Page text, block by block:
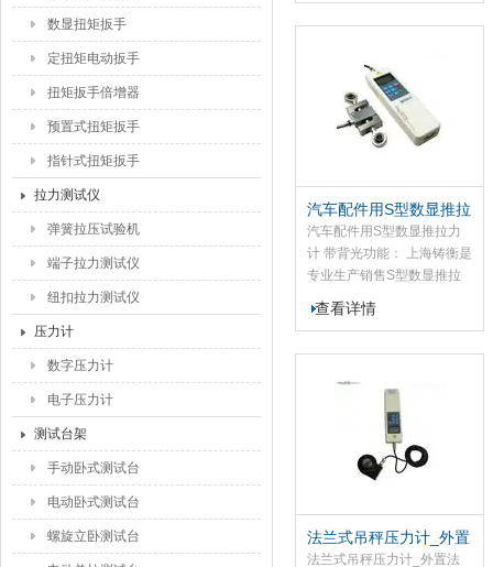
数显扭矩扳手
定扭矩电动扳手
扭矩扳手倍增器
预置式扭矩扳手
指针式扭矩扳手
拉力测试仪
弹簧拉压试验机
端子拉力测试仪
纽扣拉力测试仪
压力计
数字压力计
电子压力计
测试台架
手动卧式测试台
电动卧式测试台
螺旋立卧测试台
电器、电子、五金制锁、汽
车配件、打火机及点火装
置、制笔、轻工、建筑、渔
具、纺织、化工、机械、IT
荷、插拔力测试、破坏性试
验等，是数字型的新一代拉
压力测试仪器。
汽车配件用S型数显推拉
力计 带背光功能
汽车配件用S型数显推拉力
计 带背光功能： 上海铸衡是
专业生产销售S型数显推拉
力计的厂家，我司的SGSF
系列的S型数显推拉力计是
推拉力计广泛应用于高低压
电器、电子、五金制锁、汽
车配件、点火装置、制笔、
轻工、建筑、渔具、纺织、
化工、机械、IT等行业和科
测试、破坏性试验等，是数
字型的新一代拉压力测试仪
器。
查看详情
法兰式吊秤压力计_外置
法兰压力数显测力计
法兰式吊秤压力计_外置法